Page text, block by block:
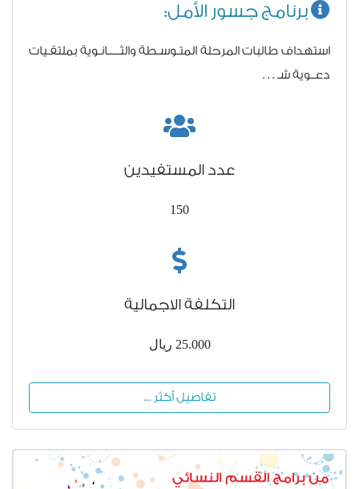
برنامج جسور الأمل:
استهداف طالبات المرحلة المتـوسـطة والثـــــانـوية بملتقـيات
دعــوية شـ . . .
عدد المستفيدين
150
التكلفة الاجمالية
25.000 ريال
تفاصيل أكثر ...